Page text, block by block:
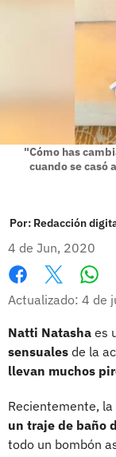
"Cómo has
cuando se casó
Por: Redacción
4 de Jun, 2020
Facebook
X
Actualizado: 4 de
Natti Natasha es
sensuales de la
llevan muchos
Recientemente,
un traje de baño
todo un bombón